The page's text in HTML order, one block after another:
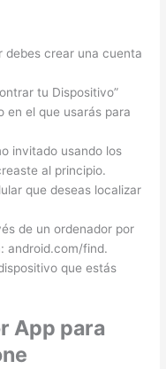
debes crear una cuenta
tu Dispositivo”
en el que usarás para
invitado usando los
al principio.
que deseas localizar
de un ordenador por
android.com/find.
que estás
App para